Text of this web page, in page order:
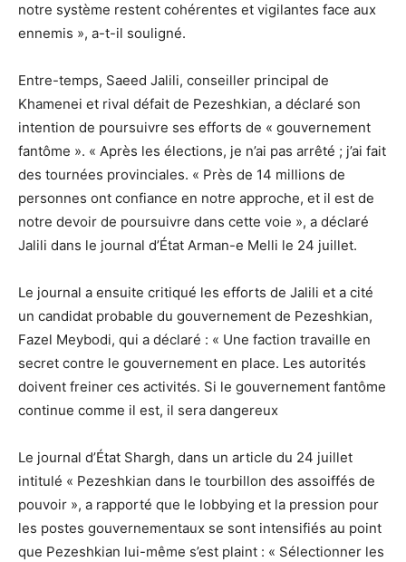
notre système restent cohérentes et vigilantes face aux
ennemis », a-t-il souligné.
Entre-temps, Saeed Jalili, conseiller principal de
Khamenei et rival défait de Pezeshkian, a déclaré son
intention de poursuivre ses efforts de « gouvernement
fantôme ». « Après les élections, je n’ai pas arrêté ; j’ai fait
des tournées provinciales. « Près de 14 millions de
personnes ont confiance en notre approche, et il est de
notre devoir de poursuivre dans cette voie », a déclaré
Jalili dans le journal d’État Arman-e Melli le 24 juillet.
Le journal a ensuite critiqué les efforts de Jalili et a cité
un candidat probable du gouvernement de Pezeshkian,
Fazel Meybodi, qui a déclaré : « Une faction travaille en
secret contre le gouvernement en place. Les autorités
doivent freiner ces activités. Si le gouvernement fantôme
continue comme il est, il sera dangereux
Le journal d’État Shargh, dans un article du 24 juillet
intitulé « Pezeshkian dans le tourbillon des assoiffés de
pouvoir », a rapporté que le lobbying et la pression pour
les postes gouvernementaux se sont intensifiés au point
que Pezeshkian lui-même s’est plaint : « Sélectionner les